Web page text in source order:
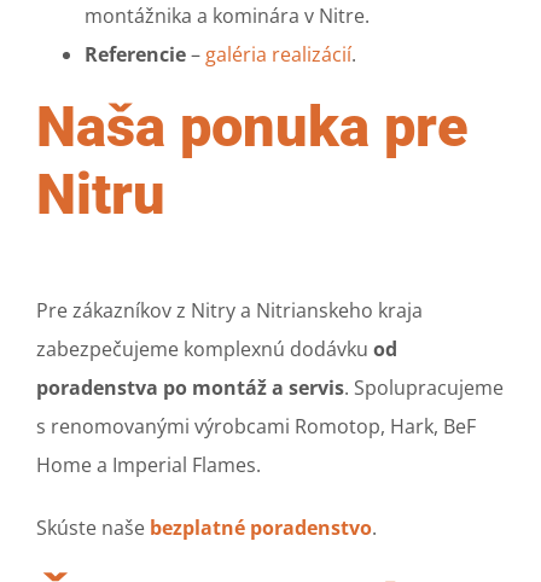
montážnika a kominára v Nitre.
Referencie– galéria realizácií.
Naša ponuka pre
Nitru
Pre zákazníkov z Nitry a Nitrianskeho kraja
zabezpečujeme komplexnú dodávku od
poradenstva po montáž a servis. Spolupracujeme
s renomovanými výrobcami Romotop, Hark, BeF
Home a Imperial Flames.
Skúste naše bezplatné poradenstvo.